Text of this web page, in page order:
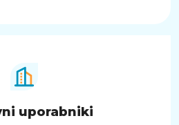
uporabniki